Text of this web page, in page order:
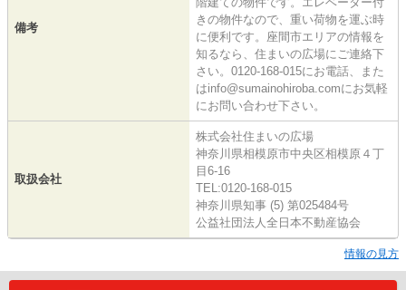
備考
きの物件なので、重い荷物を運ぶ時
に便利です。座間市エリアの情報を
知るなら、住まいの広場にご連絡下
さい。0120-168-015にお電話、また
はinfo@sumainohiroba.comにお気軽
にお問い合わせ下さい。
取扱会社
株式会社住まいの広場
神奈川県相模原市中央区相模原４丁
目6-16
TEL:0120-168-015
神奈川県知事 (5) 第025484号
公益社団法人全日本不動産協会
情報の見方